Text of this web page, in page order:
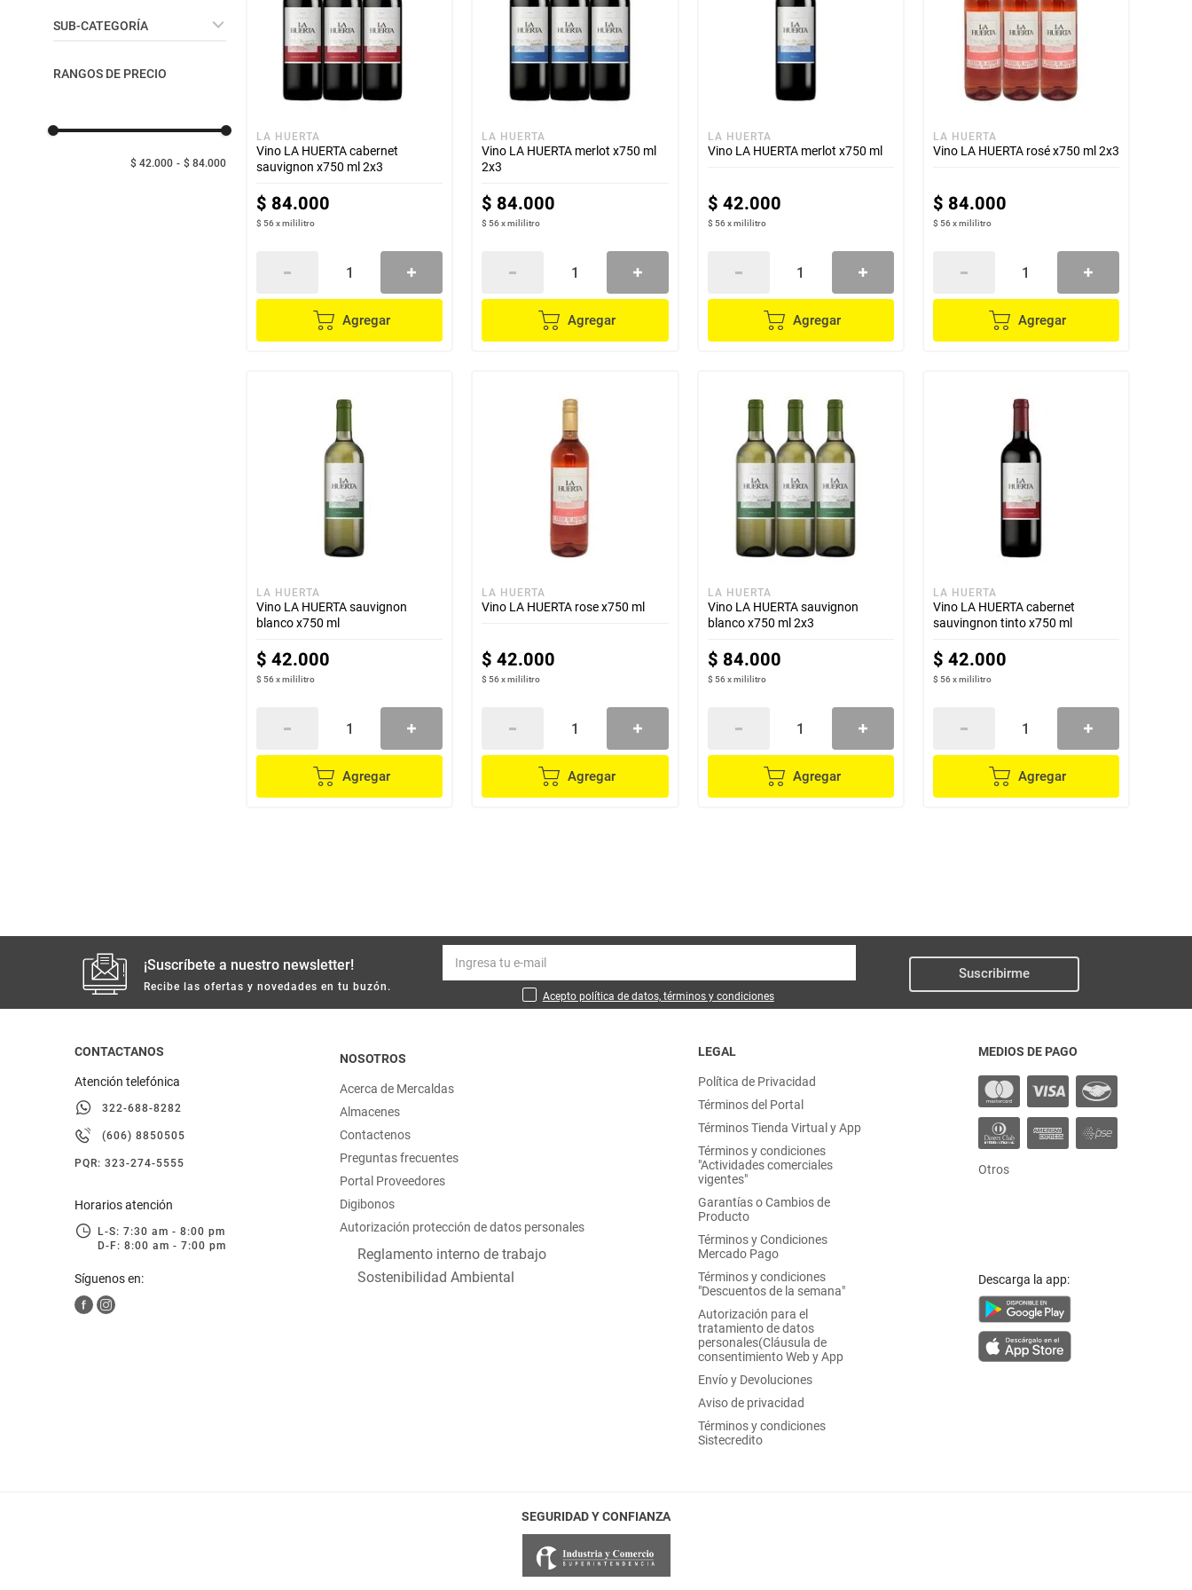
cuidado del bebé
SUB-CATEGORÍA
Rosado
RANGOS DE PRECIO
$ 42.000 $ 84.000
LA HUERTA
Vino LA HUERTA cabernet
sauvignon x750 ml 2x3
$ 84.000
$ 56xmililitro
Agregar
LA HUERTA
Vino LA HUERTA merlot x750 ml
2x3
$ 84.000
$ 56xmililitro
Agregar
LA HUERTA
Vino LA HUERTA merlot x750 ml
$ 42.000
$ 56xmililitro
Agregar
LA HUERTA
Vino LA HUERTA rosé x750 ml 2x3
$ 84.000
$ 56xmililitro
Agregar
LA HUERTA
Vino LA HUERTA sauvignon
blanco x750 ml
$ 42.000
$ 56xmililitro
Agregar
LA HUERTA
Vino LA HUERTA rose x750 ml
$ 42.000
$ 56xmililitro
Agregar
LA HUERTA
Vino LA HUERTA sauvignon
blanco x750 ml 2x3
$ 84.000
$ 56xmililitro
Agregar
LA HUERTA
Vino LA HUERTA cabernet
sauvingnon tinto x750 ml
$ 42.000
$ 56xmililitro
Agregar
¡Suscríbete a nuestro newsletter!
Recibe las ofertas y novedades en tu buzón.
Acepto política de datos, términos y condiciones
Suscribirme
CONTACTANOS
Atención telefónica
322-688-8282
(606) 8850505
PQR: 323-274-5555
Horarios atención
L-S: 7:30 am - 8:00 pm
D-F: 8:00 am - 7:00 pm
Síguenos en:
NOSOTROS
Acerca de Mercaldas
Almacenes
Contactenos
Preguntas frecuentes
Portal Proveedores
Digibonos
Autorización protección de datos personales
Reglamento interno de trabajo
Sostenibilidad Ambiental
LEGAL
Política de Privacidad
Términos del Portal
Términos Tienda Virtual y App
Términos y condiciones
"Actividades comerciales
vigentes"
Garantías o Cambios de
Producto
Términos y Condiciones
Mercado Pago
Términos y condiciones
"Descuentos de la semana"
Autorización para el
tratamiento de datos
personales(Cláusula de
consentimiento Web y App
Envío y Devoluciones
Aviso de privacidad
Términos y condiciones
Sistecredito
MEDIOS DE PAGO
Otros
Descarga la app:
SEGURIDAD Y CONFIANZA
Mantequilla